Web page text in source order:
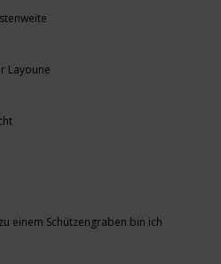
Layoune
einem Schützengraben bin ich